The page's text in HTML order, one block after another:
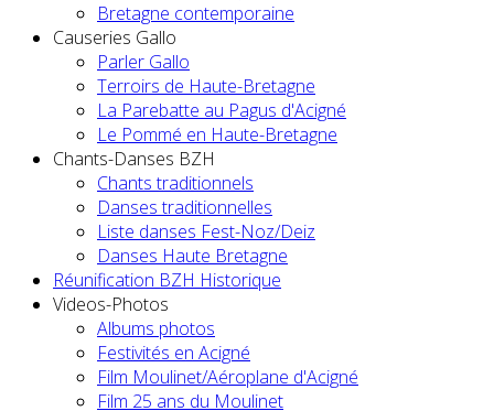
Bretagne contemporaine
Causeries Gallo
Parler Gallo
Terroirs de Haute-Bretagne
La Parebatte au Pagus d'Acigné
Le Pommé en Haute-Bretagne
Chants-Danses BZH
Chants traditionnels
Danses traditionnelles
Liste danses Fest-Noz/Deiz
Danses Haute Bretagne
Réunification BZH Historique
Videos-Photos
Albums photos
Festivités en Acigné
Film Moulinet/Aéroplane d'Acigné
Film 25 ans du Moulinet